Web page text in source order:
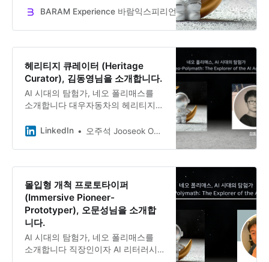
선생을 네오 폴리매스의 관점에서 다
저술에 기반한 가상 인터뷰입니다.
BARAM Experience 바람익스피리언스 Dr. Jooseok Oh
헤리티지 큐레이터 (Heritage
Curator), 김동영님을 소개합니다.
AI 시대의 탐험가, 네오 폴리매스를
소개합니다 대우자동차의 헤리티지를
님과의 대화 김동영 님은 비영리 자동
있습니다. 국어국문학도로 전업 작가
지를 지키는 일 속에서 자신이 진정으
로 좋아하는 자동차 산업과 자신을 매
개해준 PR의 진가를 발견했습니다.
LinkedIn 오주석 Jooseok Oh, DBA, Ph.D.
몰입형 개척 프로토타이퍼
(Immersive Pioneer-
Prototyper), 오문성님을 소개합
니다.
AI 시대의 탐험가, 네오 폴리매스를
소개합니다 직장인이자 AI 리터러시